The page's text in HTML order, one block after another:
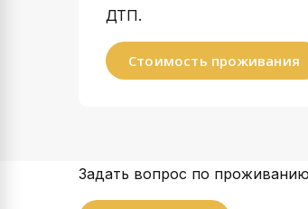
ДТП.
Стоимость проживания
Задать вопрос по